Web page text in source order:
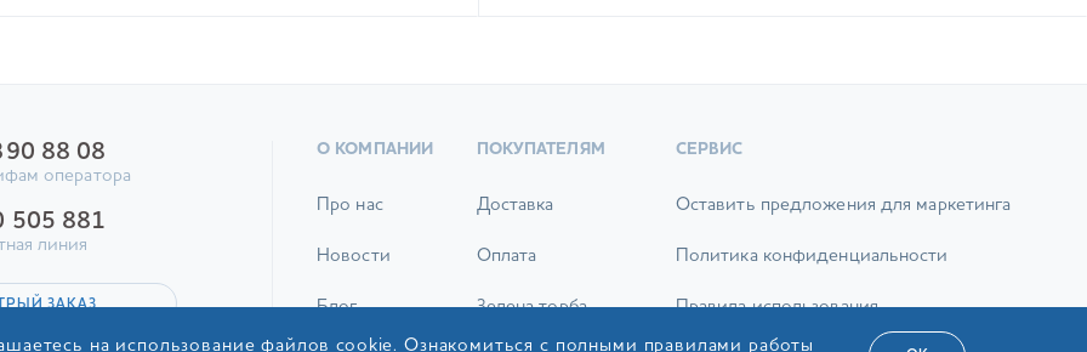
88 08
оператора
505 881
линия
ЗАКАЗ
О КОМПАНИИ
Про нас
Новости
Блог
ПОКУПАТЕЛЯМ
Доставка
Оплата
Зелена торба
СЕРВИС
Оставить предложения для маркетинга
Политика конфиденциальности
Правила использования
на использование файлов cookie. Ознакомиться с полными правилами работы